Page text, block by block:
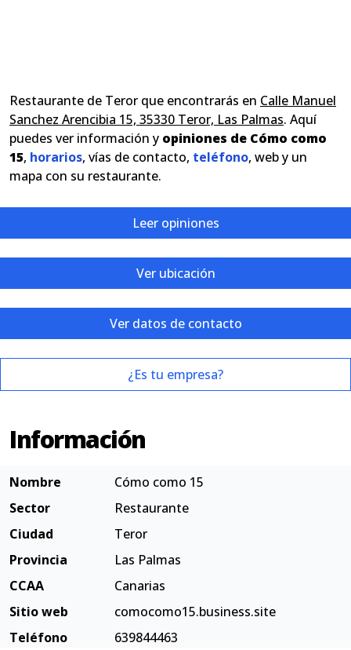
Restaurante de Teror que encontrarás en Calle Manuel
Sanchez Arencibia 15, 35330 Teror, Las Palmas. Aquí
puedes ver información y opiniones de Cómo como
15, horarios, vías de contacto, teléfono, web y un
mapa con su restaurante.
Leer opiniones
Ver ubicación
Ver datos de contacto
¿Es tu empresa?
Información
Nombre
Cómo como 15
Sector
Restaurante
Ciudad
Teror
Provincia
Las Palmas
CCAA
Canarias
Sitio web
comocomo15.business.site
Teléfono
639844463